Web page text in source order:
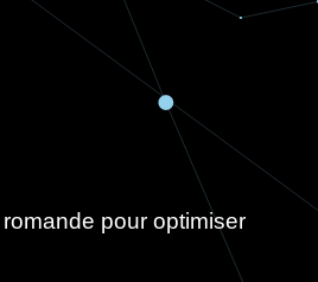
pour optimiser